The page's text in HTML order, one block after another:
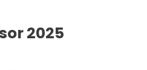
2025